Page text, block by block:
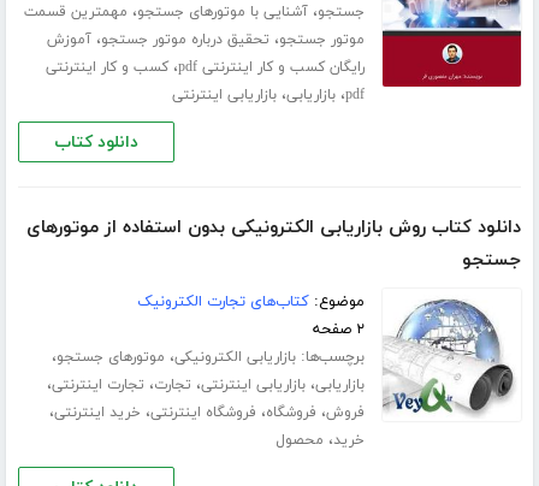
جستجو،آشنایی با موتورهای جستجو، مهمترین قسمت
موتور جستجو، تحقیق درباره موتور جستجو،آموزش
رایگان کسب و کار اینترنتی pdf
،کسب و کار اینترنتی
pdf،بازاریابی،بازاریابی اینترنتی
دانلود کتاب
دانلود کتاب روش بازاریابی الکترونیکی بدون استفاده از موتورهای
جستجو
موضوع:کتاب‌های تجارت الکترونیک
۲ صفحه
برچسب‌ها:بازاریابی الکترونیکی، موتورهای جستجو،
بازاریابی،بازاریابی اینترنتی، تجارت، تجارت اینترنتی،
فروش، فروشگاه، فروشگاه اینترنتی، خرید اینترنتی،
خرید، محصول